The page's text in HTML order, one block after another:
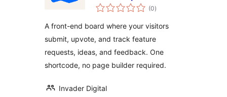
Board
(0total
de
)
A front-end board where your visitors
submit, upvote, and track feature
requests, ideas, and feedback. One
shortcode, no page builder required.
Invader Digital